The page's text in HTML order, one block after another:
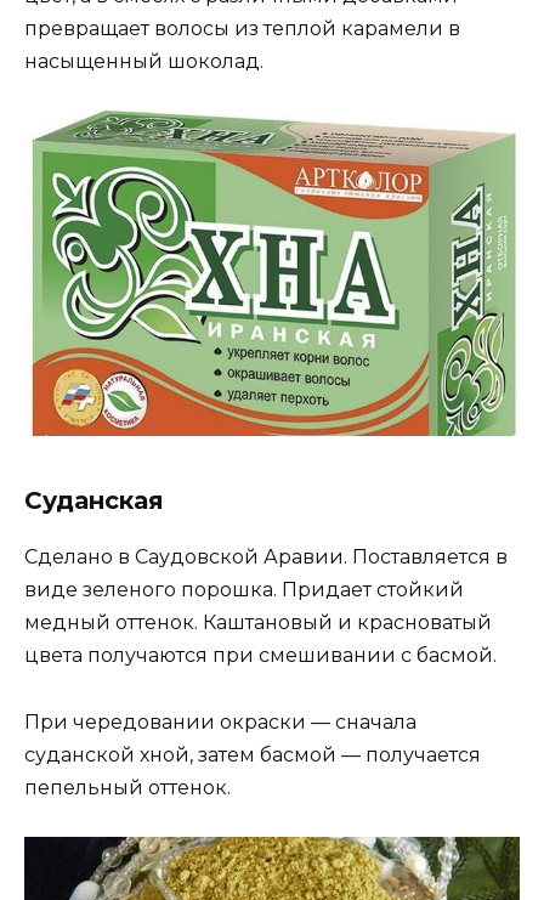
превращает волосы из теплой карамели в
насыщенный шоколад.
Суданская
Сделано в Саудовской Аравии. Поставляется в
виде зеленого порошка. Придает стойкий
медный оттенок. Каштановый и красноватый
цвета получаются при смешивании с басмой.
При чередовании окраски — сначала
суданской хной, затем басмой — получается
пепельный оттенок.